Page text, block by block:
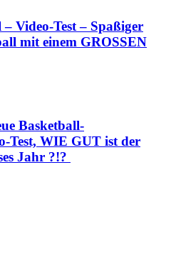
Video-Test – Spaßiger
mit einem GROSSEN
Basketball-
Test, WIE GUT ist der
Jahr ?!?